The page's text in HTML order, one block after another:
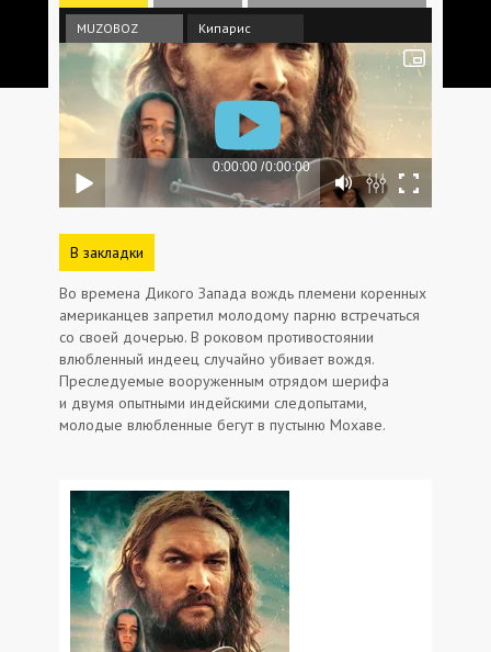
MUZOBOZ Кипарис
В закладки
Во времена Дикого Запада вождь племени коренных
американцев запретил молодому парню встречаться
со своей дочерью. В роковом противостоянии
влюбленный индеец случайно убивает вождя.
Преследуемые вооруженным отрядом шерифа
и двумя опытными индейскими следопытами,
молодые влюбленные бегут в пустыню Мохаве.